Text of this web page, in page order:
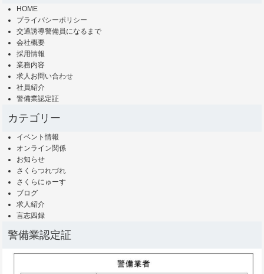
HOME
プライバシーポリシー
交通誘導警備員になるまで
会社概要
採用情報
業務内容
求人お問い合わせ
社員紹介
警備業認定証
カテゴリー
イベント情報
オンライン関係
お知らせ
さくらつれづれ
さくらにゅーす
ブログ
求人紹介
言志四録
警備業認定証